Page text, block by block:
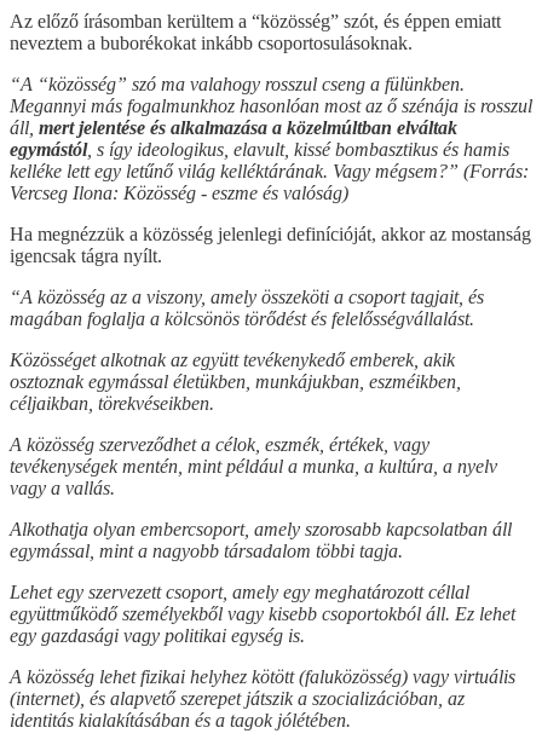
Az előző írásomban kerültem a “közösség” szót, és éppen emiatt
neveztem a buborékokat inkább csoportosulásoknak.
“A “közösség” szó ma valahogy rosszul cseng a fülünkben.
Megannyi más fogalmunkhoz hasonlóan most az ő szénája is rosszul
áll, mert jelentése és alkalmazása a közelmúltban elváltak
egymástól, s így ideologikus, elavult, kissé bombasztikus és hamis
kelléke lett egy letűnő világ kelléktárának. Vagy mégsem?” (Forrás:
Vercseg Ilona: Közösség - eszme és valóság)
Ha megnézzük a közösség jelenlegi definícióját, akkor az mostanság
igencsak tágra nyílt.
“A közösség az a viszony, amely összeköti a csoport tagjait, és
magában foglalja a kölcsönös törődést és felelősségvállalást.
Közösséget alkotnak az együtt tevékenykedő emberek, akik
osztoznak egymással életükben, munkájukban, eszméikben,
céljaikban, törekvéseikben.
A közösség szerveződhet a célok, eszmék, értékek, vagy
tevékenységek mentén, mint például a munka, a kultúra, a nyelv
vagy a vallás.
Alkothatja olyan embercsoport, amely szorosabb kapcsolatban áll
egymással, mint a nagyobb társadalom többi tagja.
Lehet egy szervezett csoport, amely egy meghatározott céllal
együttműködő személyekből vagy kisebb csoportokból áll. Ez lehet
egy gazdasági vagy politikai egység is.
A közösség lehet fizikai helyhez kötött (faluközösség) vagy virtuális
(internet), és alapvető szerepet játszik a szocializációban, az
identitás kialakításában és a tagok jólétében.